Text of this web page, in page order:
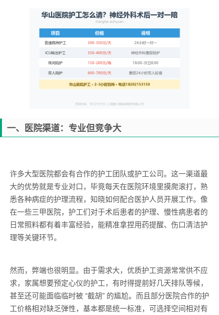
一、医院渠道：专业但竞争大
许多大型医院都会有合作的护工团队或护工公司。这一渠道最
大的优势就是专业对口，毕竟每天在医院环境里摸爬滚打，熟
悉各种病症的护理流程，知晓如何配合医护人员开展工作。像
在一些三甲医院，护工们对于术后患者的护理、慢性病患者的
日常照料都有着丰富经验，能精准拿捏用药提醒、伤口清洁护
理等关键环节。
然而，弊端也很明显。由于需求大，优质护工资源常常供不应
求，家属想要预定心仪的护工，有时得提前好几天排队等候，
甚至还可能面临临时被 “截胡” 的尴尬。而且部分医院合作的护
工价格相对缺乏弹性，基本都是统一标准，可选择空间相对有